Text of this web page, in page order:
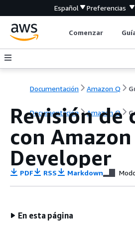
Español Preferencias
Comenzar
Documentación Amazon Q
Documentación Amazon Q
Revisión de
con
Developer
PDF RSS Markdown
En esta página